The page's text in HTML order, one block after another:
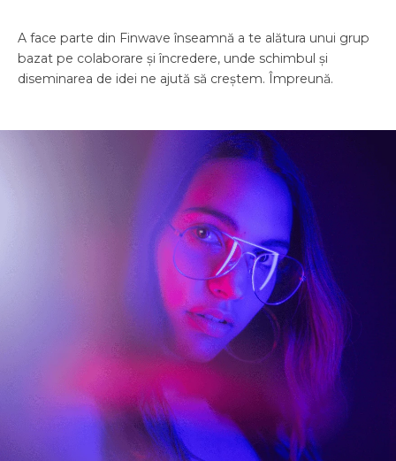
A face parte din Finwave înseamnă a te alătura unui grup
bazat pe colaborare și încredere, unde schimbul și
diseminarea de idei ne ajută să creștem. Împreună.